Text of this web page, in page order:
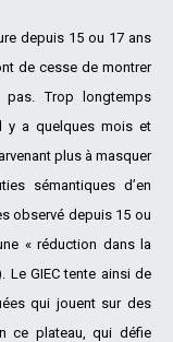
depuis 15 ou 17 ans
de cesse de montrer
pas. Trop longtemps
y a quelques mois et
plus à masquer
sémantiques d’en
observé depuis 15 ou
« réduction dans la
Le GIEC tente ainsi de
qui jouent sur des
ce plateau, qui défie